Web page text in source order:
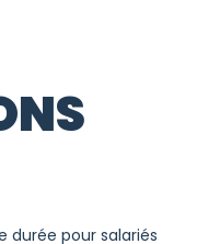
durée pour salariés